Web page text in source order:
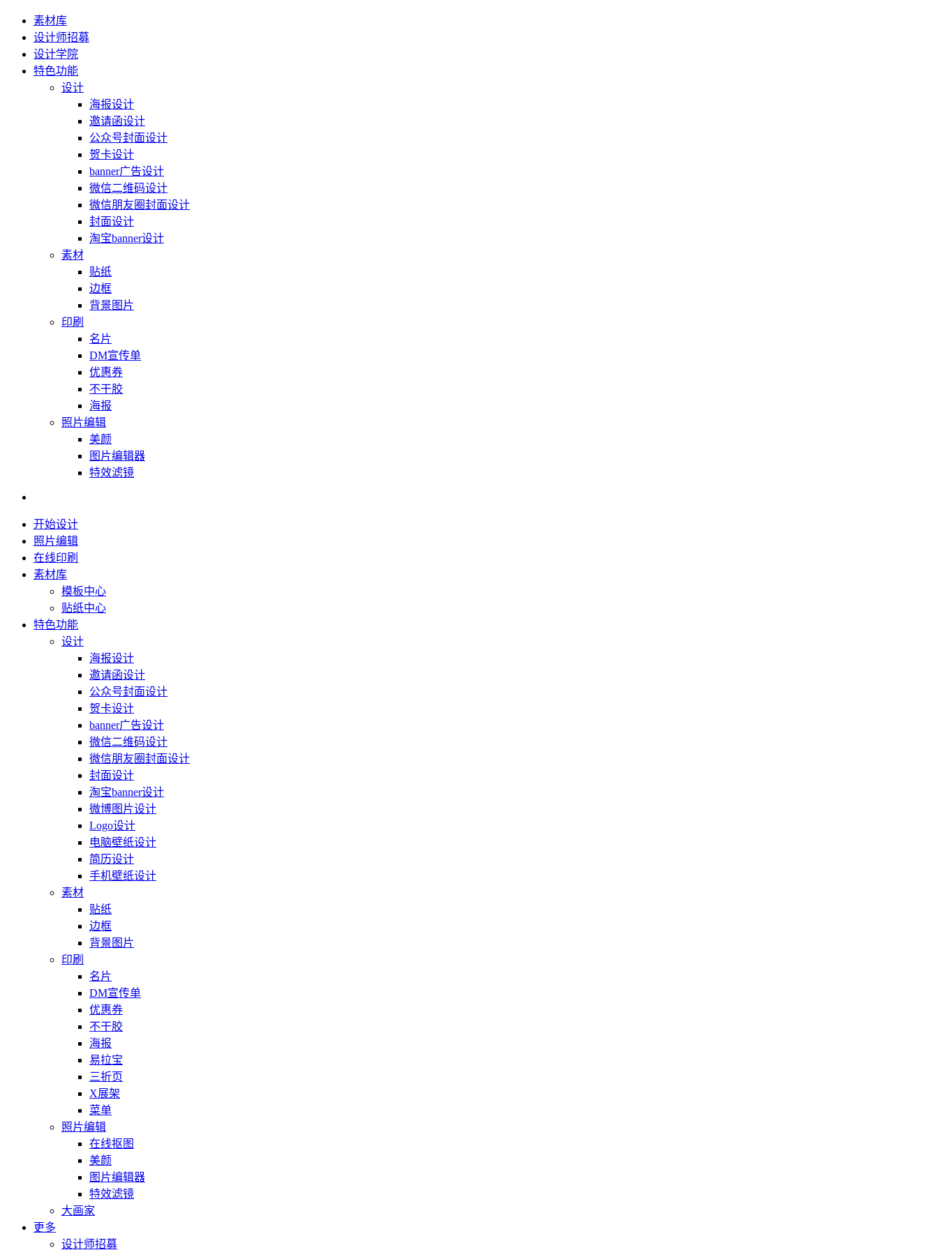
素材库
设计师招募
设计学院
特色功能
设计
海报设计
邀请函设计
公众号封面设计
贺卡设计
banner广告设计
微信二维码设计
微信朋友圈封面设计
封面设计
淘宝banner设计
素材
贴纸
边框
背景图片
印刷
名片
DM宣传单
优惠券
不干胶
海报
照片编辑
美颜
图片编辑器
特效滤镜
开始设计
照片编辑
在线印刷
素材库
模板中心
贴纸中心
特色功能
设计
海报设计
邀请函设计
公众号封面设计
贺卡设计
banner广告设计
微信二维码设计
微信朋友圈封面设计
封面设计
淘宝banner设计
微博图片设计
Logo设计
电脑壁纸设计
简历设计
手机壁纸设计
素材
贴纸
边框
背景图片
印刷
名片
DM宣传单
优惠券
不干胶
海报
易拉宝
三折页
X展架
菜单
照片编辑
在线抠图
美颜
图片编辑器
特效滤镜
大画家
更多
设计师招募